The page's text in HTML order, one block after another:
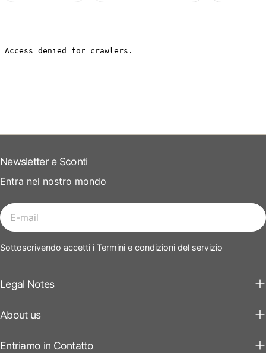
Legal Notes
About us
Entriamo in Contatto
Newsletter e Sconti
Entra nel nostro mondo
E-
mail
Sottoscrivendo accetti i Termini e condizioni del servizio